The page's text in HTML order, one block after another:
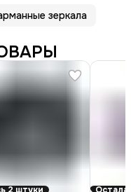
зеркала
2 штуки